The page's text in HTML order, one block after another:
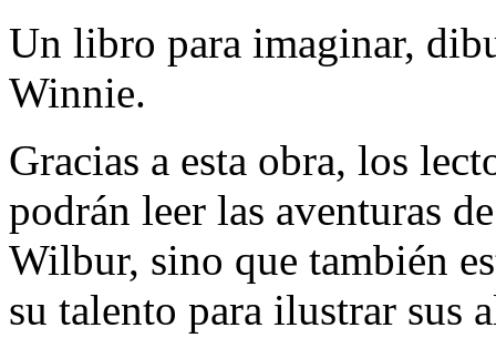
Un libro para imaginar,
Winnie.
Gracias a esta obra, los
podrán leer las aventuras
Wilbur, sino que también
su talento para ilustrar sus